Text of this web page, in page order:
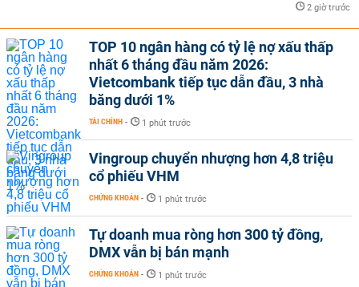
2 giờ trước
TOP 10 ngân hàng có tỷ lệ nợ xấu thấp
nhất 6 tháng đầu năm 2026:
Vietcombank tiếp tục dẫn đầu, 3 nhà
băng dưới 1%
TÀI CHÍNH - 1 phút trước
Vingroup chuyển nhượng hơn 4,8 triệu
cổ phiếu VHM
CHỨNG KHOÁN - 1 phút trước
Tự doanh mua ròng hơn 300 tỷ đồng,
DMX vẫn bị bán mạnh
CHỨNG KHOÁN - 1 phút trước